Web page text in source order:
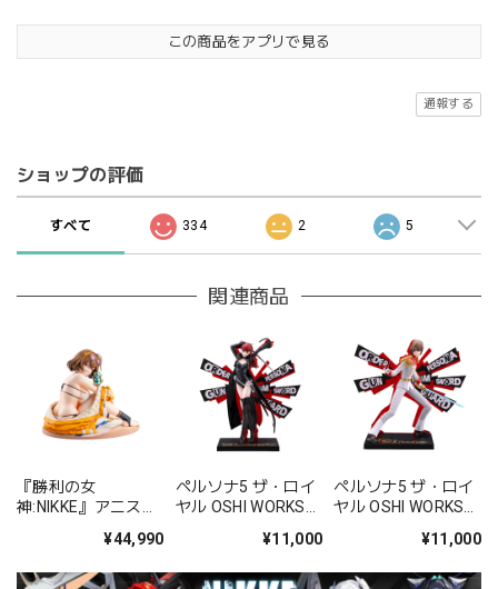
この商品をアプリで見る
通報する
ショップの評価
すべて 334 2 5
関連商品
『勝利の女
神:NIKKE』アニス：
ー 1/4 PVC塗装済み
¥44,990
ペルソナ5 ザ・ロイ
ヤル OSHI WORKS
塗装済み完成品¥11,000
ペルソナ5 ザ・ロイ
ヤル OSHI WORKS
¥11,000